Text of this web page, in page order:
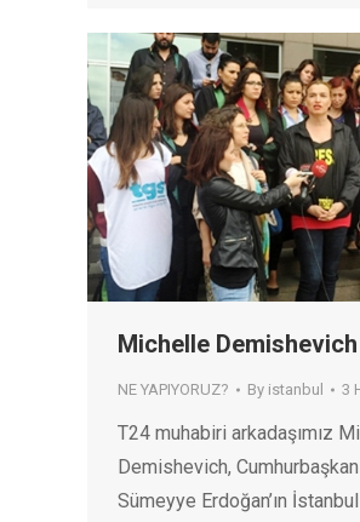
Michelle
NE YAPIYORUZ? By istanbul 3
T24 muhabiri arkadaşımız
Demishevich, Cumhurbaşkanı
Sümeyye Erdoğan’ın